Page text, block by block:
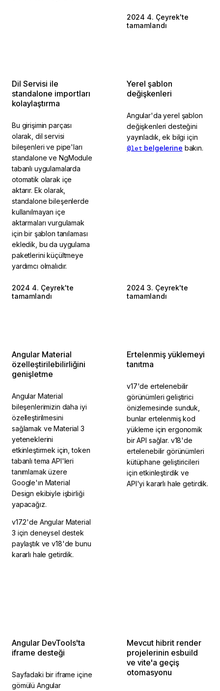
2024 4. Çeyrek'te
tamamlandı
Dil Servisi ile
standalone importları
kolaylaştırma
Bu girişimin parçası
olarak, dil servisi
bileşenleri ve pipe'ları
standalone ve NgModule
tabanlı uygulamalarda
otomatik olarak içe
aktarır. Ek olarak,
standalone bileşenlerde
kullanılmayan içe
aktarmaları vurgulamak
için bir şablon tanılaması
ekledik, bu da uygulama
paketlerini küçültmeye
yardımcı olmalıdır.
2024 4. Çeyrek'te
tamamlandı
Yerel şablon
değişkenleri
Angular'da yerel şablon
değişkenleri desteğini
yayınladık, ek bilgi için
@let belgelerine bakın.
2024 3. Çeyrek'te
tamamlandı
Angular Material
özelleştirilebilirliğini
genişletme
Angular Material
bileşenlerimizin daha iyi
özelleştirilmesini
sağlamak ve Material 3
yeteneklerini
etkinleştirmek için, token
tabanlı tema API'leri
tanımlamak üzere
Google'ın Material
Design ekibiyle işbirliği
yapacağız.
v17.2'de Angular Material
3 için deneysel destek
paylaştık ve v18'de bunu
kararlı hale getirdik.
Ertelenmiş yüklemeyi
tanıtma
v17'de ertelenebilir
görünümleri geliştirici
önizlemesinde sunduk,
bunlar ertelenmiş kod
yükleme için ergonomik
bir API sağlar. v18'de
ertelenebilir görünümleri
kütüphane geliştiricileri
için etkinleştirdik ve
API'yi kararlı hale getirdik.
Angular DevTools'ta
iframe desteği
Sayfadaki bir iframe içine
gömülü Angular
Mevcut hibrit render
projelerinin esbuild
ve vite'a geçiş
otomasyonu